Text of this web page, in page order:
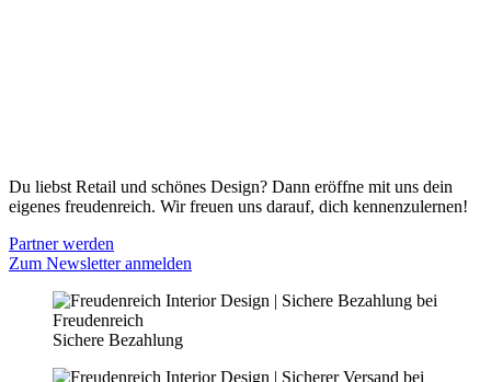
Du liebst Retail und schönes Design? Dann eröffne mit uns dein
eigenes freudenreich. Wir freuen uns darauf, dich kennenzulernen!
Partner werden
Zum Newsletter anmelden
Sichere Bezahlung